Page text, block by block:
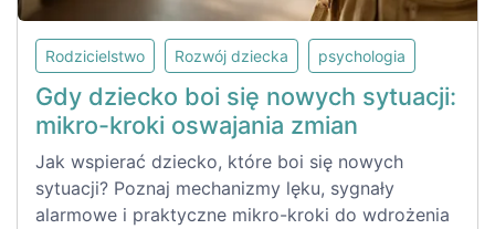
Rodzicielstwo Rozwój dziecka psychologia
Gdy dziecko boi się nowych sytuacji:
mikro-kroki oswajania zmian
Jak wspierać dziecko, które boi się nowych
sytuacji? Poznaj mechanizmy lęku, sygnały
alarmowe i praktyczne mikro-kroki do wdrożenia